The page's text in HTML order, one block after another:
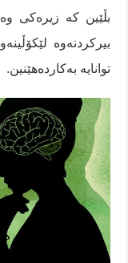
بڵێین کە زیرەکی
بیرکردنەوە
توانایە بەکاردەهێنین.